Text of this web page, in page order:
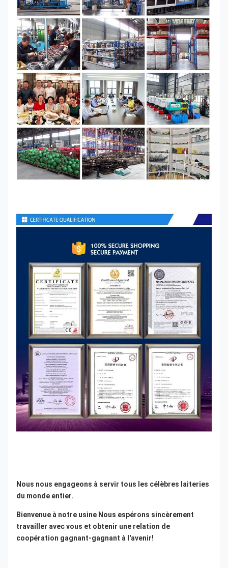
Nous nous engageons à servir tous les célèbres laiteries
du monde entier.
Bienvenue à notre usine Nous espérons sincèrement
travailler avec vous et obtenir une relation de
coopération gagnant-gagnant à l'avenir!